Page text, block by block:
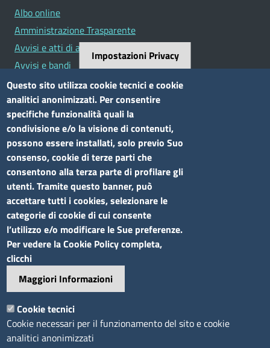
Albo online
Amministrazione Trasparente
Avvisi e atti di altre Amministrazioni
Avvisi e bandi
Bandi di concorso
Siti tematici
Elenco siti tematici
Seguici su
Sito web
Accesso riservato
Mappa del sito
Footer
Feed RSS
Note legali
Impostazioni Privacy
Questo sito utilizza cookie tecnici e cookie
analitici anonimizzati. Per consentire
specifiche funzionalità quali la
condivisione e/o la visione di contenuti,
possono essere installati, solo previo Suo
consenso, cookie di terze parti che
consentono alla terza parte di profilare gli
utenti. Tramite questo banner, può
accettare tutti i cookies, selezionare le
categorie di cookie di cui consente
l’utilizzo e/o modificare le Sue preferenze.
Per vedere la Cookie Policy completa,
clicchi
Maggiori Informazioni
Cookie tecnici
Cookie necessari per il funzionamento del sito e cookie
analitici anonimizzati